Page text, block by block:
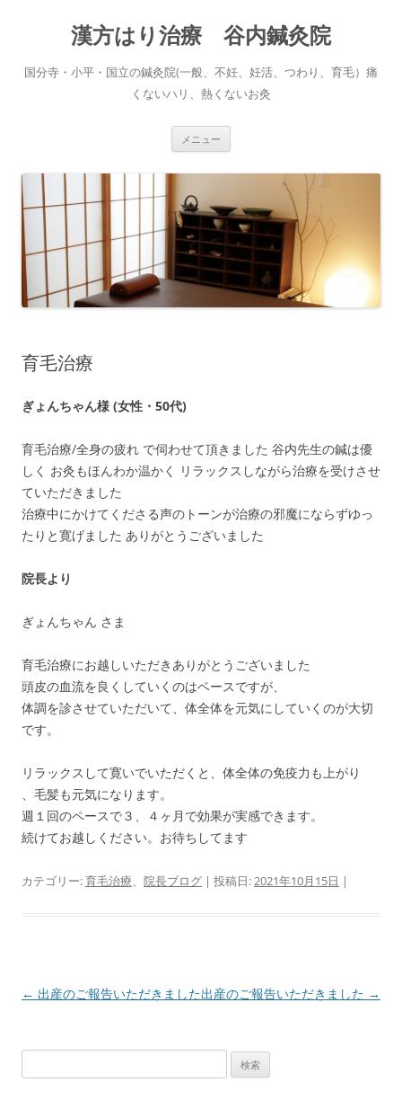
へ
ス
漢方はり治療 谷内鍼灸院
国分寺・小平・国立の鍼灸院(一般、不妊、妊活、つわり、育毛）痛
くないハリ、熱くないお灸
メニュー
育毛治療
ぎょんちゃん様 (女性・50代)
育毛治療/全身の疲れ で伺わせて頂きました 谷内先生の鍼は優
しく お灸もほんわか温かく リラックスしながら治療を受けさせ
ていただきました
治療中にかけてくださる声のトーンが治療の邪魔にならずゆっ
たりと寛げました ありがとうございました
院長より
ぎょんちゃん さま
育毛治療にお越しいただきありがとうございました
頭皮の血流を良くしていくのはベースですが、
体調を診させていただいて、体全体を元気にしていくのが大切
です。
リラックスして寛いでいただくと、体全体の免疫力も上がり
、毛髪も元気になります。
週１回のペースで３、４ヶ月で効果が実感できます。
続けてお越しください。お待ちしてます
カテゴリー:育毛治療、 院長ブログ | 投稿日:2021年10月15日 |
投
← 出産のご報告いただきました出産のご報告いただきました →
索: